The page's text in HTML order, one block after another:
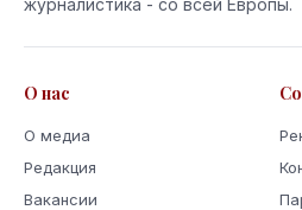
О нас
О медиа
Редакция
Вакансии